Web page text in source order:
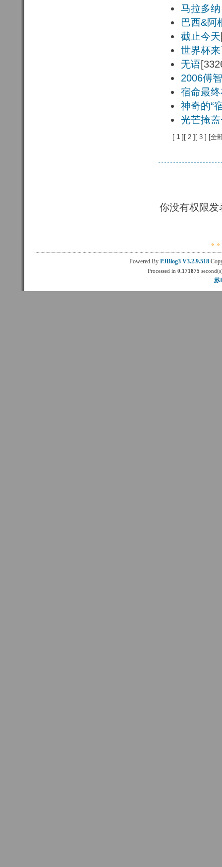
马拉多
巴西&阿
截止今天
世界杯
无语
2006傅
宿命最
神奇的“
光芒掩
[ 1 ][ 2 ][ 3 ] [全
你没有权限发
Powered By PJBlog3 V3.2.9.518
Processed in0.171875
苏